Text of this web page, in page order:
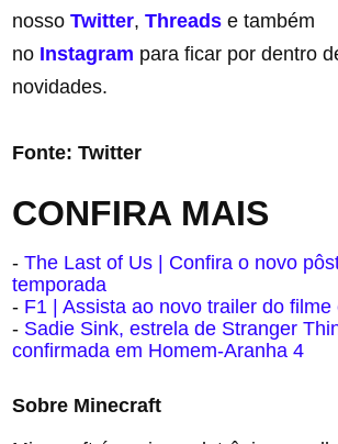
nossoTwitter, Threads e também
no Instagram para ficar por dentro
novidades.
Fonte: Twitter
CONFIRA MAIS
-The Last of Us | Confira o novo
temporada
- F1 | Assista ao novo trailer do
- Sadie Sink, estrela de Stranger
confirmada em Homem-Aranha 4
Sobre Minecraft